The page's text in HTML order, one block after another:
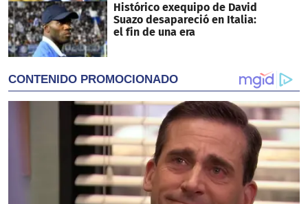
Histórico exequipo de David
Suazo desapareció en Italia:
el fin de una era